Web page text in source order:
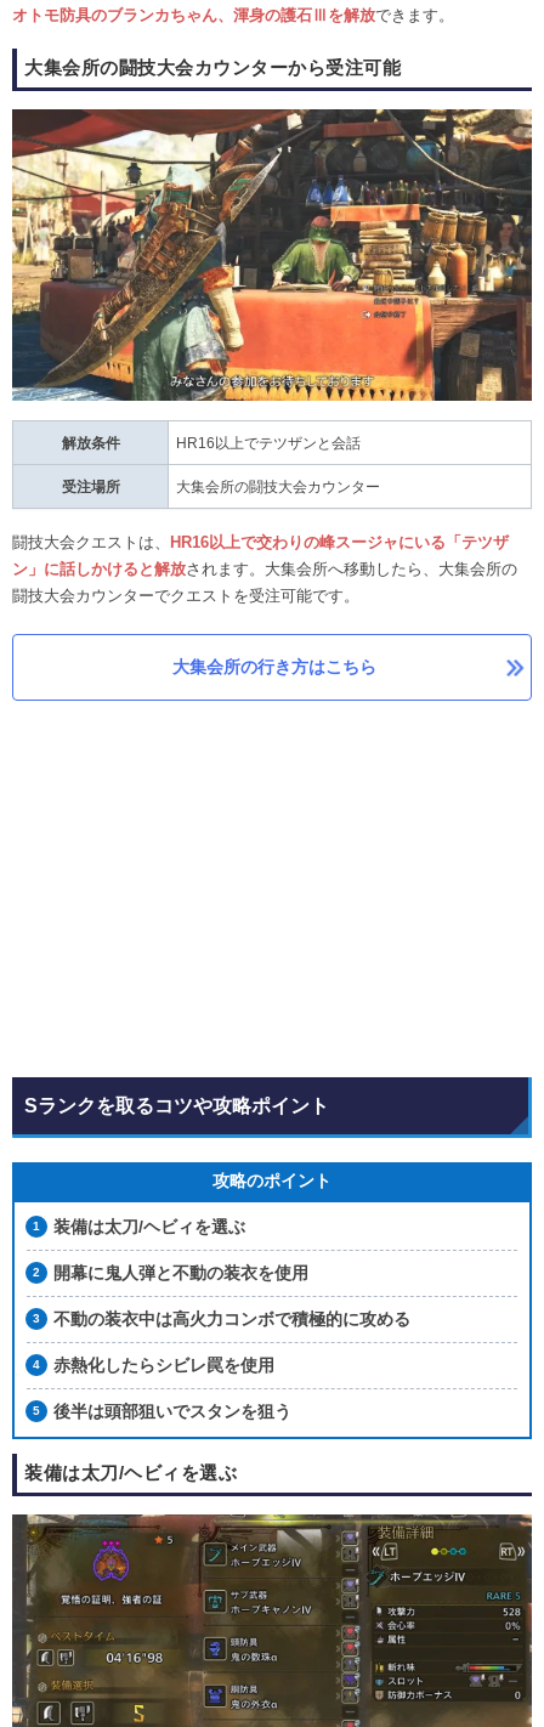
オトモ防具のブランカちゃん、渾身の護石Ⅲを解放できます。
大集会所の闘技大会カウンターから受注可能
解放条件 HR16以上でテツザンと会話
受注場所 大集会所の闘技大会カウンター
闘技大会クエストは、
HR16以上で交わりの峰スージャにいる「テツザ
ン」に話しかけると解放されます。大集会所へ移動したら、大集会所の
闘技大会カウンターでクエストを受注可能です。
大集会所の行き方はこちら
Sランクを取るコツや攻略ポイント
攻略のポイント
装備は太刀/ヘビィを選ぶ
開幕に鬼人弾と不動の装衣を使用
不動の装衣中は高火力コンボで積極的に攻める
赤熱化したらシビレ罠を使用
後半は頭部狙いでスタンを狙う
装備は太刀/ヘビィを選ぶ